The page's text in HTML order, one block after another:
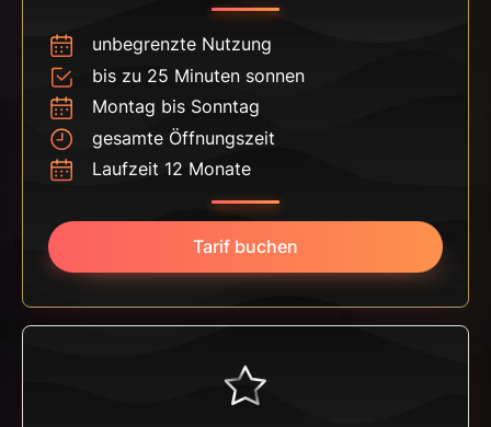
unbegrenzte Nutzung
bis zu 25 Minuten sonnen
Montag bis Sonntag
gesamte Öffnungszeit
Laufzeit 12 Monate
Tarif buchen